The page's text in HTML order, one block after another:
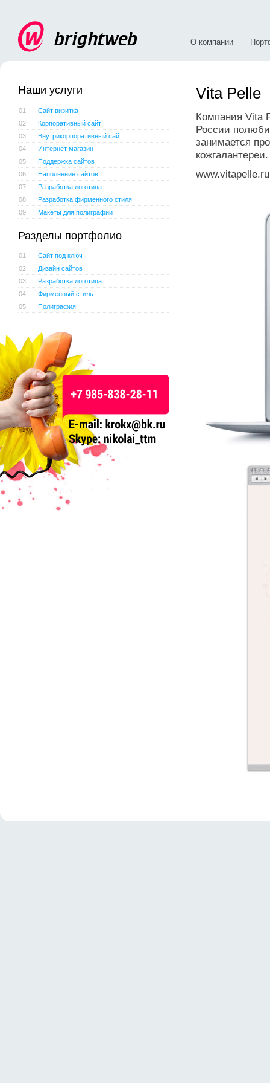
О компании
Vita Pelle
Компания Vita
России
занимается
кожгалантереи.
www.vitapelle.ru
Наши услуги
01
Сайт визитка
02
Корпоративный сайт
03
Внутрикорпоративный сайт
04
Интернет магазин
05
Поддержка сайтов
06
Наполнение сайтов
07
Разработка логотипа
08
Разработка фирменного стиля
09
Макеты для полиграфии
Разделы портфолио
01
Сайт под ключ
02
Дизайн сайтов
03
Разработка логотипа
04
Фирменный стиль
05
Полиграфия